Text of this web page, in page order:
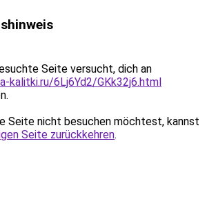
Seite versucht, dich an
kalitki.ru/6Lj6Yd2/GKk32j6.html
Seite nicht besuchen möchtest, kannst
Seite zurückkehren.